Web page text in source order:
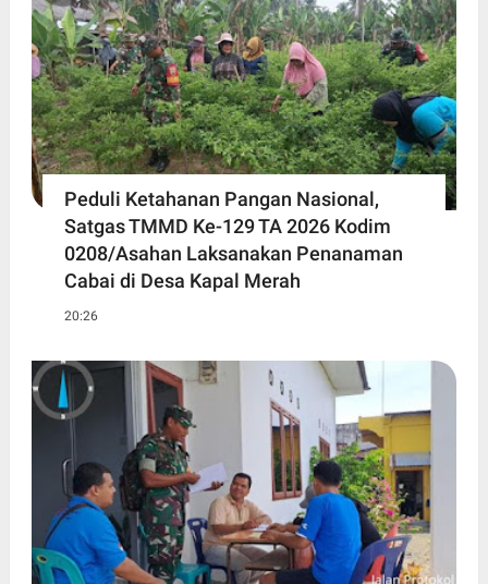
Peduli Ketahanan Pangan Nasional,
Satgas TMMD Ke-129 TA 2026 Kodim
0208/Asahan Laksanakan Penanaman
Cabai di Desa Kapal Merah
20:26